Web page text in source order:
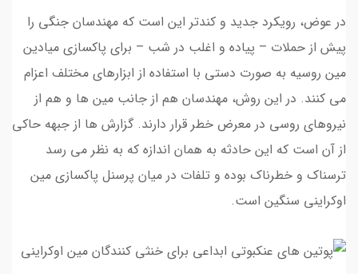
در عوض، رویکرد جدید و کندتر این است که مهندسان جنگی را
پیش از حملات – پیاده و اغلب در شب – برای پاکسازی میادین
مین روسیه به صورت دستی با استفاده از ابزارهای مختلف اعزام
می کنند. در این روش، مهندسان هم از جانب مین ها و هم از
نیروهای روسی در معرض خطر قرار دارند. گزارش ها از جبهه حاکی
از آن است که این حادثه به همان اندازه که به نظر می رسد
ترسناک و خطرناک بوده و تلفات در میان پرسنل پاکسازی مین
اوکراینی سنگین است.